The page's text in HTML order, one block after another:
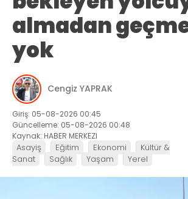
almadan
yok
Cengiz YAPRAK
Giriş: 05-08-2026 00:45
Güncelleme: 05-08-2026 00:48
Kaynak: HABER MERKEZI
Asayiş Eğitim Ekonomi
Kültür &
Sanat
Sağlık Yaşam Yerel